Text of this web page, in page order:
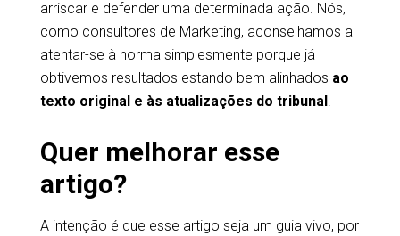
arriscar e defender uma determinada ação. Nós,
como consultores de Marketing, aconselhamos a
atentar-se à norma simplesmente porque já
obtivemos resultados estando bem alinhados ao
texto original e às atualizações do tribunal .
Quer melhorar esse
artigo?
A intenção é que esse artigo seja um guia vivo, por